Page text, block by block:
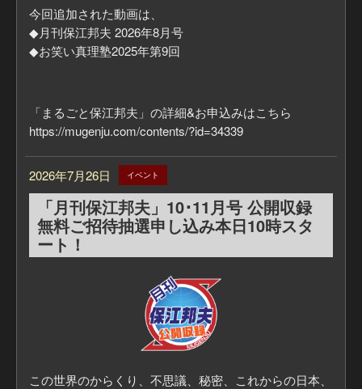
公開収録終了後には、保江さんにご質問いただける時間
を設けています。
保江さんに直接質問できる機会なんて、なかなかござい
【詳細＆お申込み】
■月刊保江邦夫購読者はこちらから
https://mugenju.com/contents/?id=19058&mode=ev
■まるごと保江邦夫メンバーはこちらから
https://mugenju.com/contents/?id=34339&mode=ev
■一般の方はこちらから
https://mugenju.com/events/?id=49230
今回追加された動画は、
◆月刊保江邦夫 2026年8月号
◆お笑い真理塾2025年第9回
「まるごと保江邦夫」の詳細&お申込みはこちら
https://mugenju.com/contents/?id=34339
2026年7月26日 イベント
「月刊保江邦夫」10･11月号 公開収録
無料ご招待抽選申し込み本日10時スタ
ート！
この世界のからくり、不思議、秘密、これからの日本、